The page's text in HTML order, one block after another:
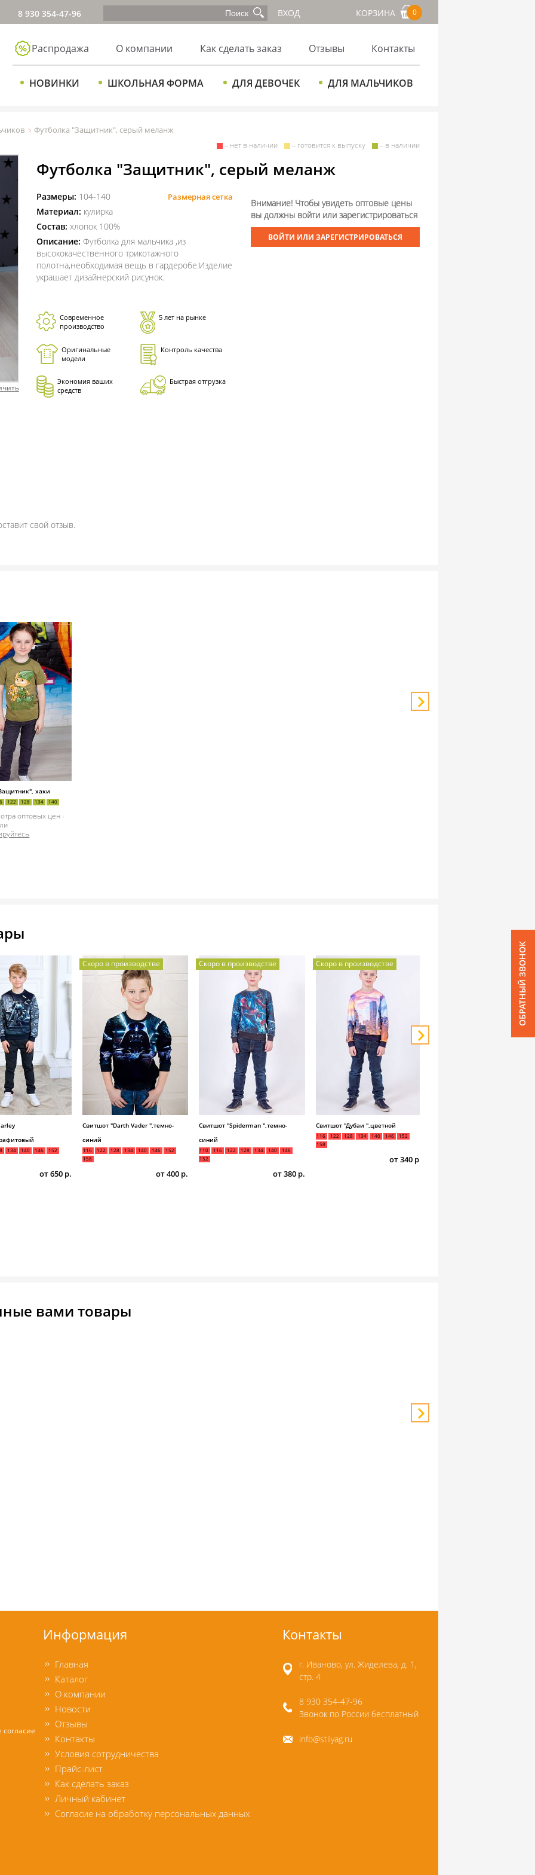
ОБРАТНЫЙ ЗВОНОК
8 930 354-47-96 ВХОД КОРЗИНА 0
Распродажа О компании Как сделать заказ Отзывы Контакты
НОВИНКИ ШКОЛЬНАЯ ФОРМА ДЛЯ ДЕВОЧЕК ДЛЯ МАЛЬЧИКОВ
Футболка "Защитник", серый меланж
– нет в наличии – готовится к выпуску – в наличии
Футболка "Защитник", серый меланж
Размеры: 104-140 Размерная сетка
Материал: кулирка
Состав: хлопок 100%
Описание: Футболка для мальчика ,из
высококачественного трикотажного
полотна,необходимая вещь в гардеробе.Изделие
украшает дизайнерский рисунок.
Современное
производство
5 лет на рынке
Оригинальные
модели
Контроль качества
Экономия ваших
средств
Быстрая отгрузка
Внимание! Чтобы увидеть оптовые цены
вы должны войти или зарегистрироваться
ВОЙТИ ИЛИ ЗАРЕГИСТРИРОВАТЬСЯ
свой отзыв.
хаки
122 128 134 140
оптовых цен -
134 140 146
152
от 650 р.
Скоро в производстве
Свитшот "Darth Vader ",темно-
синий
116 122 128 134 140 146
152
158
от 400 р.
Скоро в производстве
Свитшот "Spiderman ",темно-
синий
110 116 122 128 134 140
146
152
от 380 р.
Скоро в производстве
Свитшот "Дубаи ",цветной
116 122 128 134 140 146
152
158
от 340 р.
вами товары
Информация
Главная
Каталог
О компании
Новости
Отзывы
Контакты
Условия сотрудничества
Прайс-лист
Как сделать заказ
Личный кабинет
Согласие на обработку персональных данных
Контакты
г. Иваново, ул. Жиделева, д. 1,
стр. 4
8 930 354-47-96
Звонок по России бесплатный
info@stilyag.ru